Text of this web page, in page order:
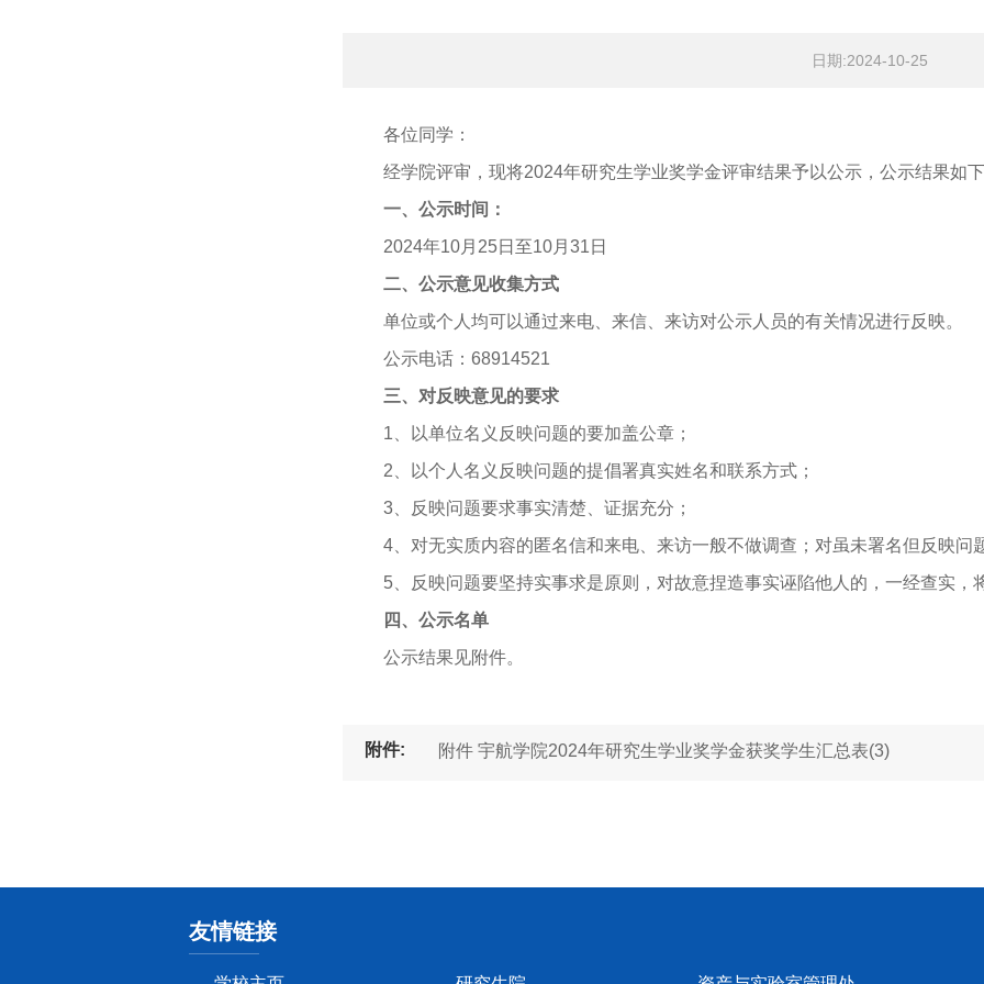
日期:2024-10-25
各位同学：
经学院评审，现将2024年研究生学业奖学金评审结果予以公示，公示结果如
一、公示时间：
2024年10月25日至10月31日
二、公示意见收集方式
单位或个人均可以通过来电、来信、来访对公示人员的有关情况进行反映。
公示电话：68914521
三、对反映意见的要求
1、以单位名义反映问题的要加盖公章；
2、以个人名义反映问题的提倡署真实姓名和联系方式；
3、反映问题要求事实清楚、证据充分；
4、对无实质内容的匿名信和来电、来访一般不做调查；对虽未署名但反映问
5、反映问题要坚持实事求是原则，对故意捏造事实诬陷他人的，一经查实，
四、公示名单
公示结果见附件。
附件: 附件 宇航学院2024年研究生学业奖学金获奖学生汇总表(3)
友情链接